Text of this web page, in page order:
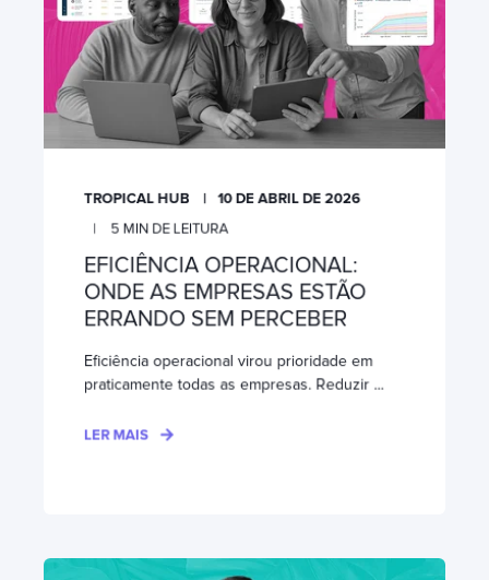
TROPICAL HUB
10 DE ABRIL DE 2026
5 MIN DE LEITURA
EFICIÊNCIA OPERACIONAL:
ONDE AS EMPRESAS ESTÃO
ERRANDO SEM PERCEBER
Eficiência operacional virou prioridade em
praticamente todas as empresas. Reduzir ...
LER MAIS